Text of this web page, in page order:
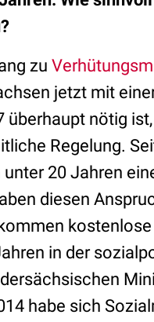
zu
jetzt mit
nötig
Regelung.
20 Jahren
diesen
in der
habe sich